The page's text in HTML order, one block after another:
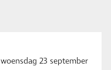
woensdag 23 september